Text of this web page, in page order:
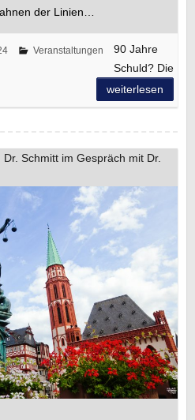
der Linien…
Veranstaltungen
90 Jahre
Schuld? Die
weiterlesen
Schmitt im Gespräch mit Dr.